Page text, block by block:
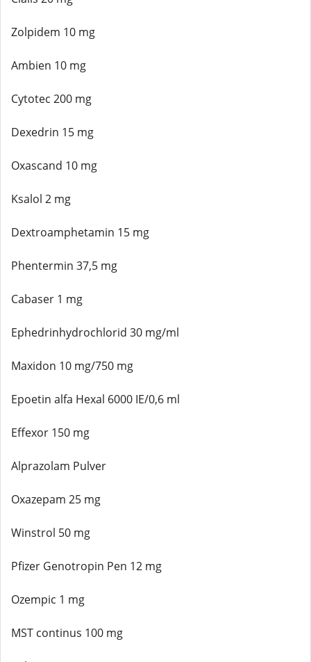
Zolpidem 10 mg
Ambien 10 mg
Cytotec 200 mg
Dexedrin 15 mg
Oxascand 10 mg
Ksalol 2 mg
Dextroamphetamin 15 mg
Phentermin 37,5 mg
Cabaser 1 mg
Ephedrinhydrochlorid 30 mg/ml
Maxidon 10 mg/750 mg
Epoetin alfa Hexal 6000 IE/0,6 ml
Effexor 150 mg
Alprazolam Pulver
Oxazepam 25 mg
Winstrol 50 mg
Pfizer Genotropin Pen 12 mg
Ozempic 1 mg
MST continus 100 mg